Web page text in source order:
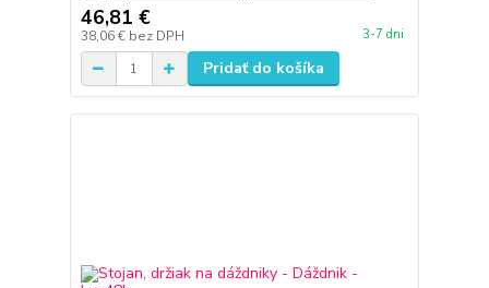
46,81 €
38,06 € bez DPH 3-7 dni
Pridať do košíka